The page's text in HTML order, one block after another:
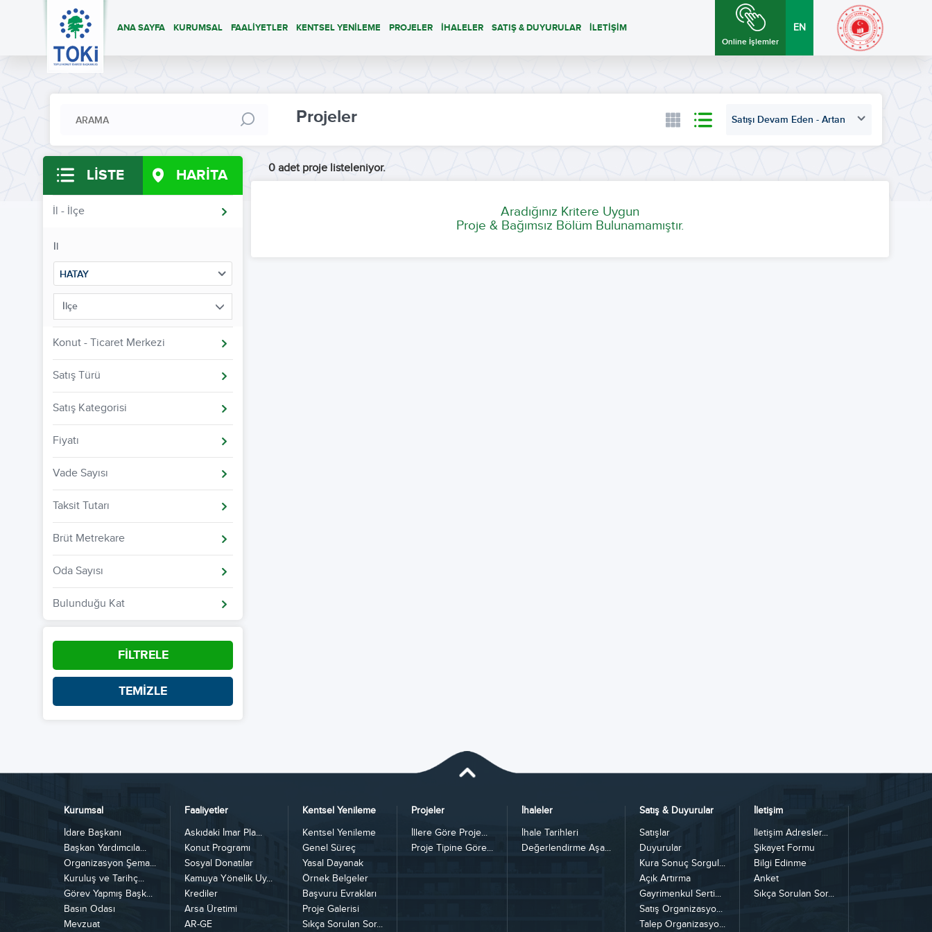
ANA SAYFA KURUMSAL FAALİYETLER KENTSEL YENİLEME PROJELER İHALELER SATIŞ & DUYURULAR İLETİŞİM
Online İşlemler
EN
Projeler Satışı Devam Eden - Artan
LİSTE HARİTA
İl - İlçe
İl
HATAY
İlçe
Konut - Ticaret Merkezi
Satış Türü
Satış Kategorisi
Fiyatı
Vade Sayısı
Taksit Tutarı
Brüt Metrekare
Oda Sayısı
Bulunduğu Kat
FİLTRELE
TEMİZLE
0 adet proje listeleniyor.
Aradığınız Kritere Uygun
Proje & Bağımsız Bölüm Bulunamamıştır.
Kurumsal
İdare Başkanı
Başkan Yardımcıla...
Organizasyon Şema...
Kuruluş ve Tarihç...
Görev Yapmış Başk...
Basın Odası
Mevzuat
Faaliyetler
Askıdaki İmar Pla...
Konut Programı
Sosyal Donatılar
Kamuya Yönelik Uy...
Krediler
Arsa Üretimi
AR-GE
Kentsel Yenileme
Kentsel Yenileme
Genel Süreç
Yasal Dayanak
Örnek Belgeler
Başvuru Evrakları
Proje Galerisi
Sıkça Sorulan Sor...
Projeler
İllere Göre Proje...
Proje Tipine Göre...
İhaleler
İhale Tarihleri
Değerlendirme Aşa...
Satış & Duyurular
Satışlar
Duyurular
Kura Sonuç Sorgul...
Açık Artırma
Gayrimenkul Serti...
Satış Organizasyo...
Talep Organizasyo...
İletişim
İletişim Adresler...
Şikayet Formu
Bilgi Edinme
Anket
Sıkça Sorulan Sor...